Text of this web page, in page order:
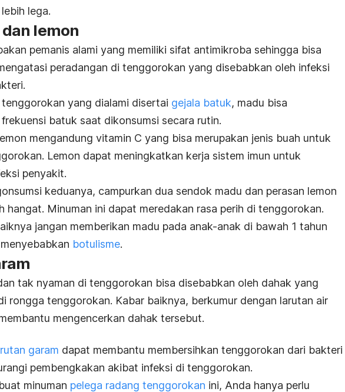
lega.
lemon
pemanis alami yang memiliki sifat antimikroba sehingga bisa
peradangan di tenggorokan yang disebabkan oleh infeksi
yang dialami disertai gejala batuk, madu bisa
batuk saat dikonsumsi secara rutin.
mengandung vitamin C yang bisa merupakan jenis buah untuk
Lemon dapat meningkatkan kerja sistem imun untuk
penyakit.
keduanya, campurkan dua sendok madu dan perasan lemon
hangat. Minuman ini dapat meredakan rasa perih di tenggorokan.
jangan memberikan madu pada anak-anak di bawah 1 tahun
botulisme.
tak nyaman di tenggorokan bisa disebabkan oleh dahak yang
rongga tenggorokan. Kabar baiknya, berkumur dengan larutan air
mengencerkan dahak tersebut.
garam dapat membantu membersihkan tenggorokan dari bakteri
pembengkakan akibat infeksi di tenggorokan.
minuman pelega radang tenggorokan ini, Anda hanya perlu